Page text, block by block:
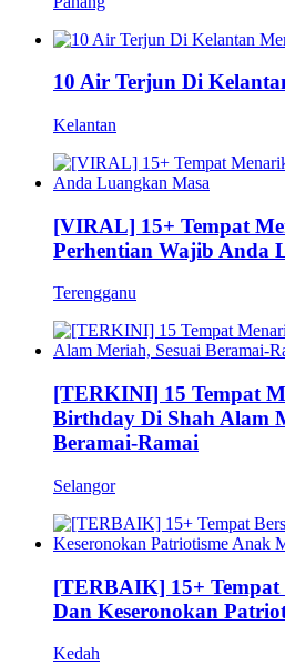
10 Air Terjun Di
Kelantan
[VIRAL] 15+ Tempat
Perhentian Wajib Anda
Terengganu
[TERKINI] 15 Tempat
Birthday Di Shah Alam
Beramai-Ramai
Selangor
[TERBAIK] 15+ Tempat
Dan Keseronokan
Kedah